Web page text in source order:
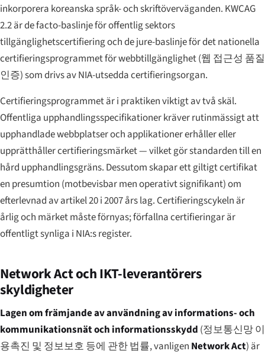
inkorporera koreanska språk- och skriftöverväganden. KWCAG
2.2 är de facto-baslinje för offentlig sektors
tillgänglighetscertifiering och de jure-baslinje för det nationella
certifieringsprogrammet för webbtillgänglighet (웹 접근성 품질
인증) som drivs av NIA-utsedda certifieringsorgan.
Certifieringsprogrammet är i praktiken viktigt av två skäl.
Offentliga upphandlingsspecifikationer kräver rutinmässigt att
upphandlade webbplatser och applikationer erhåller eller
upprätthåller certifieringsmärket — vilket gör standarden till en
hård upphandlingsgräns. Dessutom skapar ett giltigt certifikat
en presumtion (motbevisbar men operativt signifikant) om
efterlevnad av artikel 20 i 2007 års lag. Certifieringscykeln är
årlig och märket måste förnyas; förfallna certifieringar är
offentligt synliga i NIA:s register.
Network Act och IKT-leverantörers
skyldigheter
Lagen om främjande av användning av informations- och
kommunikationsnät och informationsskydd (정보통신망 이
용촉진 및 정보보호 등에 관한 법률, vanligen Network Act) är